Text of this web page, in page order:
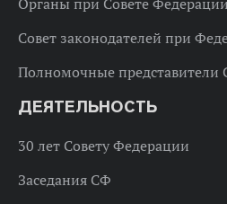
Органы при Совете Федерации
Совет законодателей при
Полномочные представители
ДЕЯТЕЛЬНОСТЬ
30 лет Совету Федерации
Заседания СФ